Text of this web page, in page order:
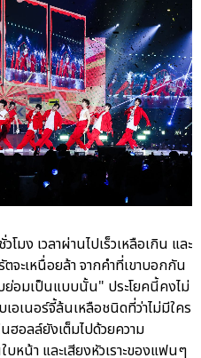
มง เวลาผ่านไปเร็วเหลือเกิน และ
จะเหนื่อยล้า จากคำที่เขาบอกกัน
อมเป็นแบบนั้น" ประโยคนี้คงไม่
เนอร์จี้ล้นเหลือชนิดที่ว่าไม่มีใคร
ฮอลล์ยังเต็มไปด้วยความ
หน้า และเสียงหัวเราะของแฟนๆ